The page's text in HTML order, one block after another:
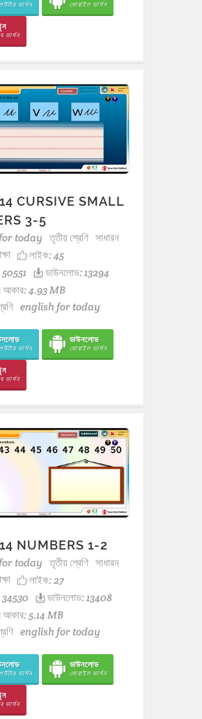
ভার্সন মোবাইল ভার্সন
ভার্সন
CURSIVE SMALL
3-5
today তৃতীয় শ্রেণি সাধারন
লাইক:45
50551
ডাউনলোড: 13294
আকার: 4.93 MB
english for today
ভার্সন
ডাউনলোড
মোবাইল ভার্সন
ভার্সন
NUMBERS 1-2
today তৃতীয় শ্রেণি সাধারন
লাইক:27
34530
ডাউনলোড: 13408
আকার: 5.14 MB
english for today
ভার্সন
ডাউনলোড
মোবাইল ভার্সন
ভার্সন